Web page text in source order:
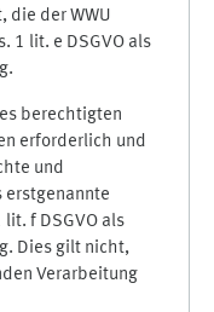
die der WWU
1 lit. e DSGVO als
berechtigten
erforderlich und
und
erstgenannte
f DSGVO als
Dies gilt nicht,
Verarbeitung